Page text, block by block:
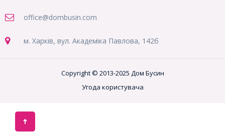
office@dombusin.com
м. Харків, вул. Академіка Павлова, 142б
Copyright © 2013-2025 Дом Бусин
Угода користувача